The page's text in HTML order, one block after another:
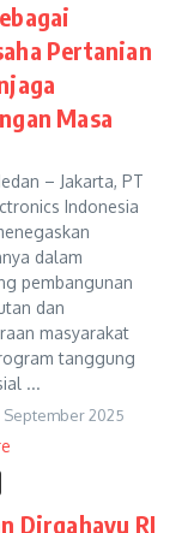
Pertanian
Masa
– Jakarta, PT
Indonesia
dalam
pembangunan
dan
masyarakat
tanggung
...
September 2025
Dirgahayu RI